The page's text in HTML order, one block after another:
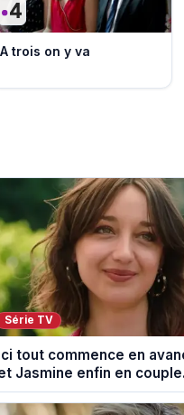
A trois on y va
Série TV
tout commence en
Jasmine enfin en
7 août 2026 (spoiler)